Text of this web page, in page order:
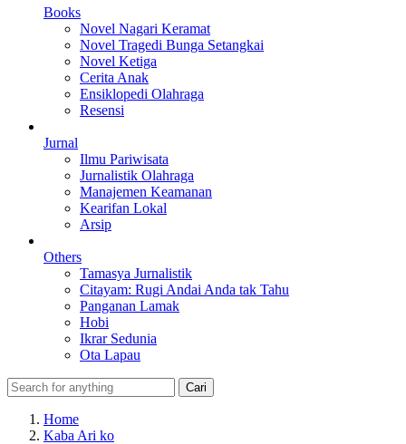
Books
Novel Nagari Keramat
Novel Tragedi Bunga Setangkai
Novel Ketiga
Cerita Anak
Ensiklopedi Olahraga
Resensi
Jurnal
Ilmu Pariwisata
Jurnalistik Olahraga
Manajemen Keamanan
Kearifan Lokal
Arsip
Others
Tamasya Jurnalistik
Citayam: Rugi Andai Anda tak Tahu
Panganan Lamak
Hobi
Ikrar Sedunia
Ota Lapau
Home
Kaba Ari ko